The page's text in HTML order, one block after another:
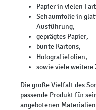
Papier in vielen
Schaumfolie in
Ausführung,
geprägtes Papier,
bunte Kartons,
Holografiefolien,
sowie viele
Die große Vielfalt des
passende Produkt für
angebotenen